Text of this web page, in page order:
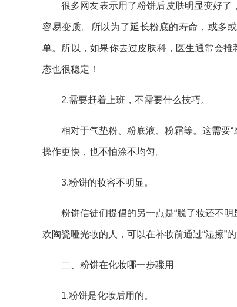
很多网友表示用了粉饼后皮肤明显变好了
容易变质。所以为了延长粉底的寿命，或多
单。所以，如果你去过皮肤科，医生通常会
态也很稳定！
2.需要赶着上班，不需要什么技巧。
相对于气垫粉、粉底液、粉霜等。这需要
操作更快，也不怕涂不均匀。
3.粉饼的妆容不明显。
粉饼信徒们提倡的另一点是“脱了妆还不
欢陶瓷哑光妆的人，可以在补妆前通过“湿擦”
二、粉饼在化妆哪一步骤用
1.粉饼是化妆后用的。